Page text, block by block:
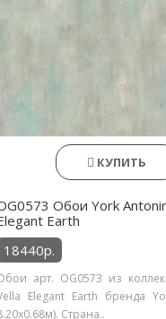
КУПИТЬ
Обои York
Earth
18440р.
арт. OG0573 из
Elegant Earth бренда
Страна..